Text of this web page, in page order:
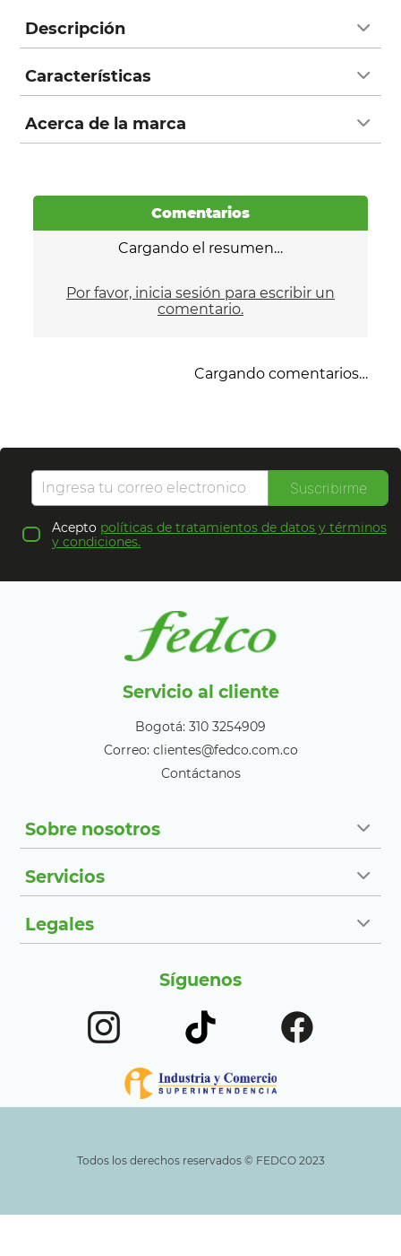
Descripción
Características
Acerca de la marca
Comentarios
Cargando el resumen…
Por favor, inicia sesión para escribir un
comentario.
Cargando comentarios…
Suscribirme
Acepto políticas de tratamientos de datos y términos
y condiciones.
Servicio al cliente
Bogotá: 310 3254909
Correo: clientes@fedco.com.co
Contáctanos
Sobre nosotros
Servicios
Legales
Síguenos
Todos los derechos reservados ©️ FEDCO 2023